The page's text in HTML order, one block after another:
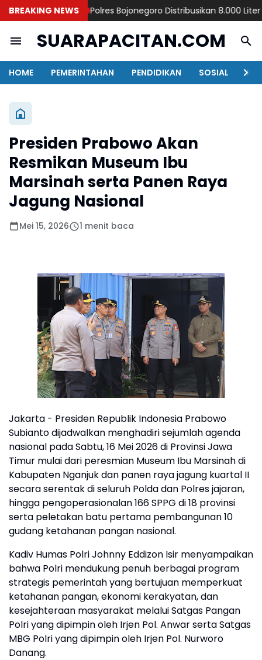
BREAKING NEWSPolres Bojonegoro Distribusikan 8.000 Liter Air
SUARAPACITAN.COM
HOME PEMERINTAHAN PENDIDIKAN SOSIAL
Presiden Prabowo Akan
Resmikan Museum Ibu
Marsinah serta Panen Raya
Jagung Nasional
Mei 15, 2026 1 menit baca
Jakarta - Presiden Republik Indonesia Prabowo
Subianto dijadwalkan menghadiri sejumlah agenda
nasional pada Sabtu, 16 Mei 2026 di Provinsi Jawa
Timur mulai dari peresmian Museum Ibu Marsinah di
Kabupaten Nganjuk dan panen raya jagung kuartal II
secara serentak di seluruh Polda dan Polres jajaran,
hingga pengoperasionalan 166 SPPG di 18 provinsi
serta peletakan batu pertama pembangunan 10
gudang ketahanan pangan nasional.
Kadiv Humas Polri Johnny Eddizon Isir menyampaikan
bahwa Polri mendukung penuh berbagai program
strategis pemerintah yang bertujuan memperkuat
ketahanan pangan, ekonomi kerakyatan, dan
kesejahteraan masyarakat melalui Satgas Pangan
Polri yang dipimpin oleh Irjen Pol. Anwar serta Satgas
MBG Polri yang dipimpin oleh Irjen Pol. Nurworo
Danang.